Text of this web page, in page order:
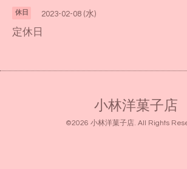
休日 2023-02-08 (水)
定休日
小林洋菓子店
©2026 小林洋菓子店. All Rights